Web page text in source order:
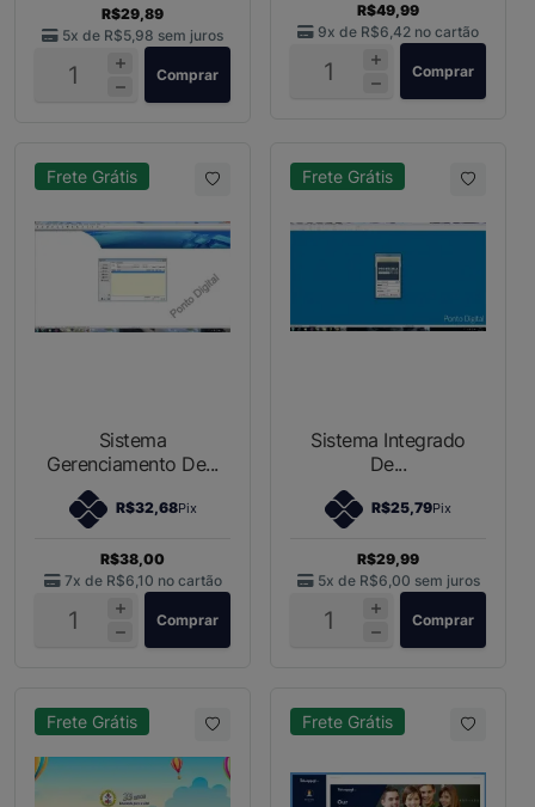
R$29,89
5x de R$5,98 sem juros
Comprar
R$49,99
9x de R$6,42 no cartão
Comprar
Frete Grátis
Sistema
Gerenciamento De...
R$32,68Pix
R$38,00
7x de R$6,10 no cartão
Comprar
Frete Grátis
Sistema Integrado
De...
R$25,79Pix
R$29,99
5x de R$6,00 sem juros
Comprar
Frete Grátis Frete Grátis